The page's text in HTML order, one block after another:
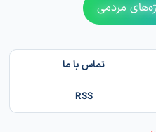
مردمی
تماس با ما
RSS